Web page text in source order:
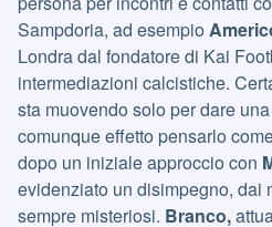
Sampdoria, ad esempio
Londra dal fondatore di Kai
intermediazioni calcistiche.
sta muovendo solo per dare
comunque effetto pensarlo
dopo un iniziale approccio con
evidenziato un disimpegno, dai
sempre misteriosi. Branco,